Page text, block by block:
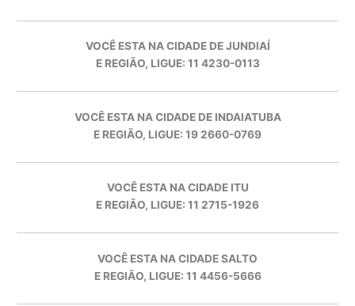
VOCÊ ESTA NA CIDADE DE JUNDIAÍ
E REGIÃO, LIGUE: 11 4230-0113
VOCÊ ESTA NA CIDADE DE INDAIATUBA
E REGIÃO, LIGUE: 19 2660-0769
VOCÊ ESTA NA CIDADE ITU
E REGIÃO, LIGUE: 11 2715-1926
VOCÊ ESTA NA CIDADE SALTO
E REGIÃO, LIGUE: 11 4456-5666